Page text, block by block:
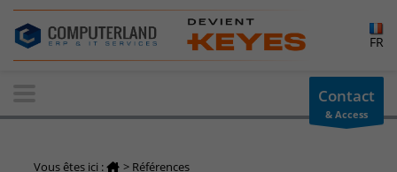
Contact-us
Information request
FR
Contact
& Access
Vous êtes ici : > Références